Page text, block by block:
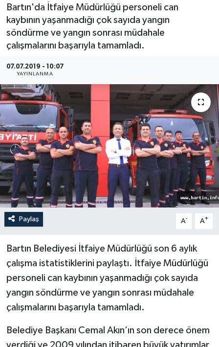
Bartın'da İtfaiye Müdürlüğü personeli can
kaybının yaşanmadığı çok sayıda yangın
söndürme ve yangın sonrası müdahale
çalışmalarını başarıyla tamamladı.
07.07.2019 - 10:07
YAYINLANMA
Paylaş A- A+
Bartın Belediyesi İtfaiye Müdürlüğü son 6 aylık
çalışma istatistiklerini paylaştı. İtfaiye Müdürlüğü
personeli can kaybının yaşanmadığı çok sayıda
yangın söndürme ve yangın sonrası müdahale
çalışmalarını başarıyla tamamladı.
Belediye Başkanı Cemal Akın’ın son derece önem
verdiği ve 2009 yılından itibaren büyük yatırımlar
Medya
Sağlık
Sinema
Sivil Toplum
Siyaset
Spor
Tarım
Turizm
Yaşam
Yerel Yönetimler
DÜNYA
YEREL